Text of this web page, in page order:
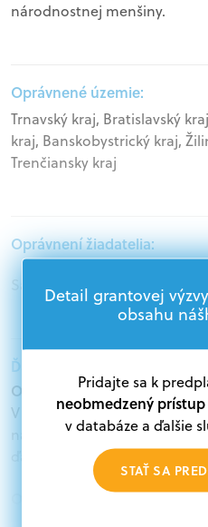
národnostnej menšiny.
Oprávnené územie:
Trnavský kraj, Bratislavský
kraj, Banskobystrický kraj,
Trenčiansky kraj
Oprávnení žiadatelia:
Samospráva, Podnikatelia,
Ďalšie informácie:
Oprávnení žiadatelia:
V databáze grantov a dotácií
nájdete aktuálne výzvy z
ďalších zdrojov.
Oprávnení partneri:
Detail grantovej
obsahu
Pridajte sa k
neobmedzený
v databáze a ďalšie
STAŤ SA